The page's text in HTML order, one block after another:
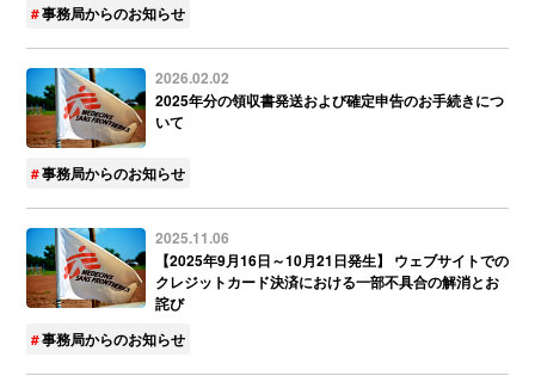
事務局からのお知らせ
2026.02.02
2025年分の領収書発送および確定申告のお手続きにつ
いて
事務局からのお知らせ
2025.11.06
【2025年9月16日～10月21日発生】 ウェブサイトでの
クレジットカード決済における一部不具合の解消とお
詫び
事務局からのお知らせ